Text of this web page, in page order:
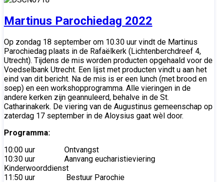
Martinus Parochiedag 2022
Op zondag 18 september om 10.30 uur vindt de Martinus
Parochiedag plaats in de Rafaëlkerk (Lichtenberchdreef 4,
Utrecht). Tijdens de mis worden producten opgehaald voor de
Voedselbank Utrecht. Een lijst met producten vindt u aan het
eind van dit bericht. Na de mis is er een lunch (met brood en
soep) en een workshopprogramma. Alle vieringen in de
andere kerken zijn geannuleerd, behalve in de St.
Catharinakerk. De viering van de Augustinus gemeenschap op
zaterdag 17 september in de Aloysius gaat wèl door.
Programma:
10:00 uur Ontvangst
10:30 uur Aanvang eucharistieviering
Kinderwoorddienst
11:50 uur Bestuur Parochie